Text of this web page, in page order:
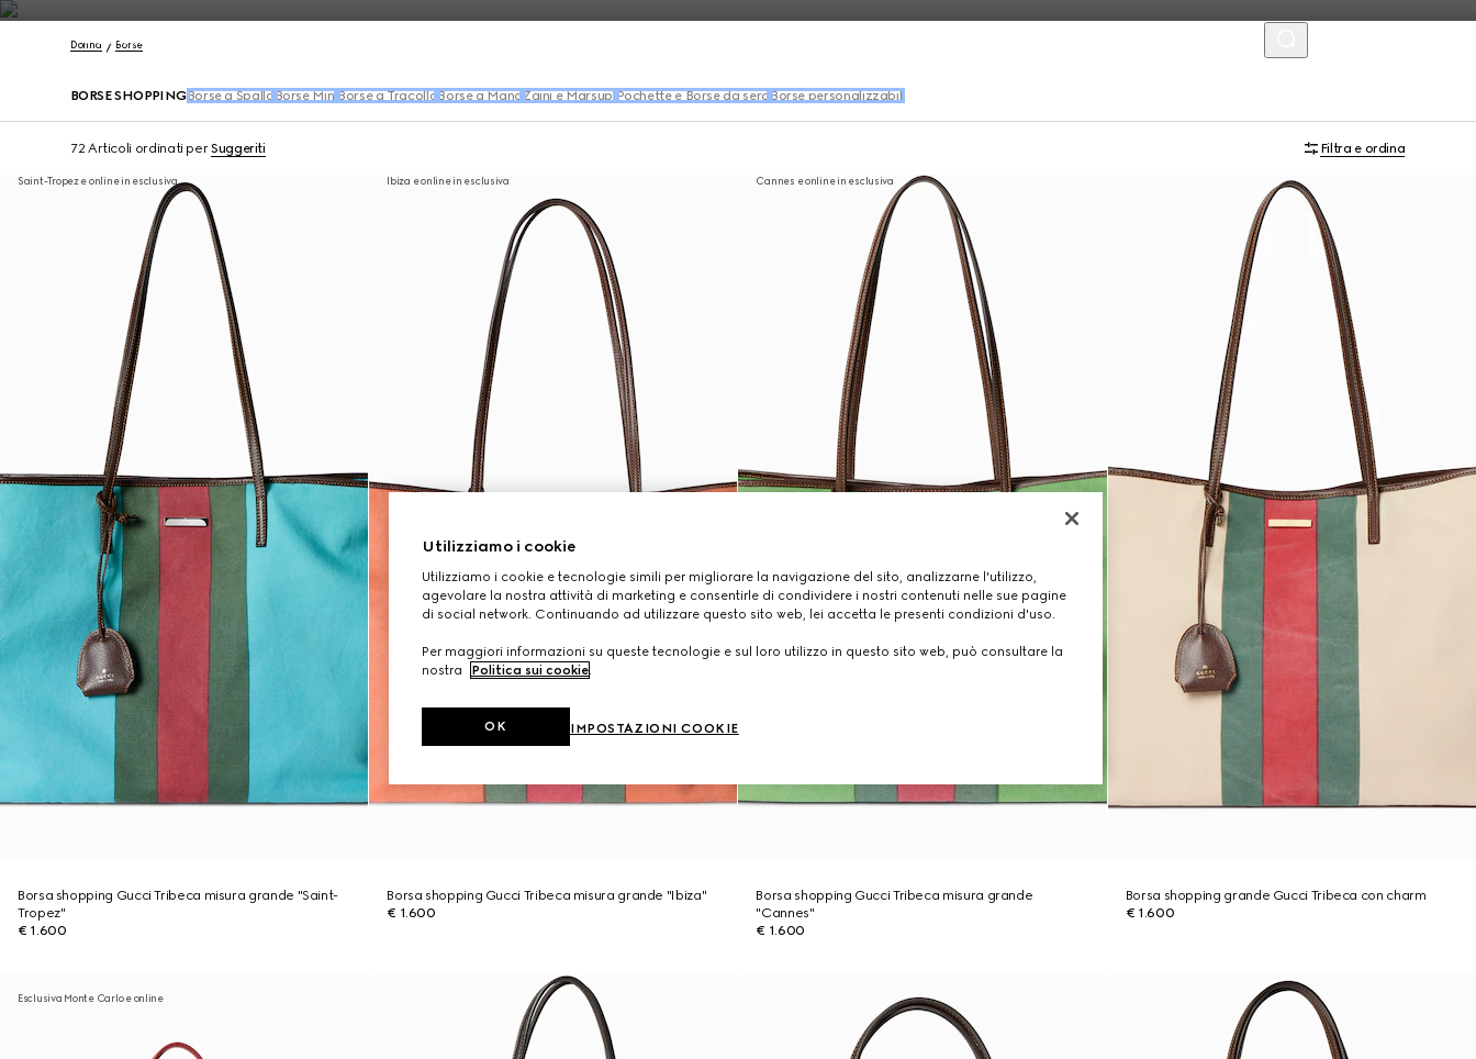
Contattaci
Donna Borse
BORSE SHOPPINGBorse a Spalla Borse Mini Borse a Tracolla Borse a Mano Zaini e Marsupi Pochette e Borse da sera Borse personalizzabili
72 Articoli ordinati perSuggeriti Filtra e ordina
Saint-Tropez e online in esclusiva
Borsa shopping Gucci Tribeca misura grande "Saint-
Tropez"
€ 1.600
Ibiza e online in esclusiva
Borsa shopping Gucci Tribeca misura grande "Ibiza"
€ 1.600
Cannes e online in esclusiva
Borsa shopping Gucci Tribeca misura grande
"Cannes"
€ 1.600
Borsa shopping grande Gucci Tribeca con charm
€ 1.600
Esclusiva Monte Carlo e online
Utilizziamo i cookie
Utilizziamo i cookie e tecnologie simili per migliorare la navigazione del sito, analizzarne l'utilizzo,
agevolare la nostra attività di marketing e consentirle di condividere i nostri contenuti nelle sue pagine
di social network. Continuando ad utilizzare questo sito web, lei accetta le presenti condizioni d'uso.
Per maggiori informazioni su queste tecnologie e sul loro utilizzo in questo sito web, può consultare la
nostra
Politica sui cookie.
IMPOSTAZIONI COOKIE
OK